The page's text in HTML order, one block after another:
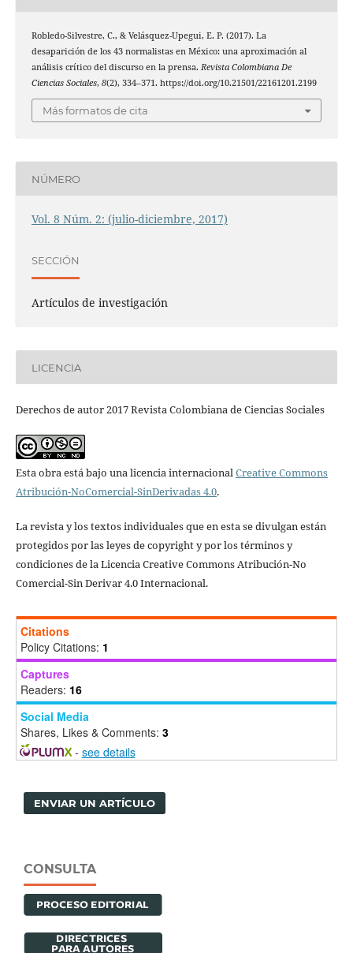
Robledo-Silvestre, C., & Velásquez-Upegui, E. P. (2017). La
desaparición de los 43 normalistas en México: una aproximación al
análisis crítico del discurso en la prensa. Revista Colombiana De
Ciencias Sociales, 8(2), 334–371. https://doi.org/10.21501/22161201.2199
Más formatos de cita
NÚMERO
Vol. 8 Núm. 2: (julio-diciembre, 2017)
SECCIÓN
Artículos de investigación
LICENCIA
Derechos de autor 2017 Revista Colombiana de Ciencias Sociales
Esta obra está bajo una licencia internacionalCreative Commons
Atribución-NoComercial-SinDerivadas 4.0.
La revista y los textos individuales que en esta se divulgan están
protegidos por las leyes de copyright y por los términos y
condiciones de la Licencia Creative Commons Atribución-No
Comercial-Sin Derivar 4.0 Internacional.
Citations
Policy Citations: 1
Captures
Readers: 16
Social Media
Shares, Likes & Comments: 3
- see details
ENVIAR UN ARTÍCULO
CONSULTA